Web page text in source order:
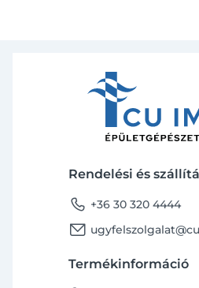
Rendelési és
phone +36 30 320 4444
email
Termékinformáció